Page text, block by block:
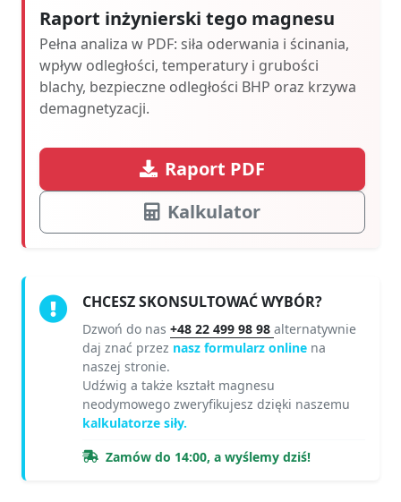
Raport inżynierski tego magnesu
Pełna analiza w PDF: siła oderwania i ścinania,
wpływ odległości, temperatury i grubości
blachy, bezpieczne odległości BHP oraz krzywa
demagnetyzacji.
Raport PDF
Kalkulator
CHCESZ SKONSULTOWAĆ WYBÓR?
Dzwoń do nas +48 22 499 98 98 alternatywnie
daj znać przez nasz formularz online na
naszej stronie.
Udźwig a także kształt magnesu
neodymowego zweryfikujesz dzięki naszemu
kalkulatorze siły.
Zamów do 14:00, a wyślemy dziś!